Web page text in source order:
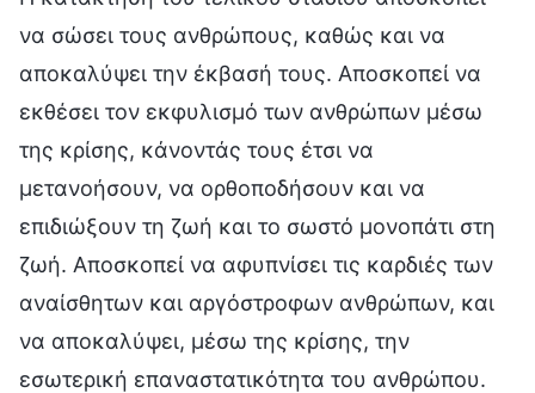
να σώσει τους ανθρώπους, καθώς και να
αποκαλύψει την έκβασή τους. Αποσκοπεί να
εκθέσει τον εκφυλισμό των ανθρώπων μέσω
της κρίσης, κάνοντάς τους έτσι να
μετανοήσουν, να ορθοποδήσουν και να
επιδιώξουν τη ζωή και το σωστό μονοπάτι στη
ζωή. Αποσκοπεί να αφυπνίσει τις καρδιές των
αναίσθητων και αργόστροφων ανθρώπων, και
να αποκαλύψει, μέσω της κρίσης, την
εσωτερική επαναστατικότητα του ανθρώπου.